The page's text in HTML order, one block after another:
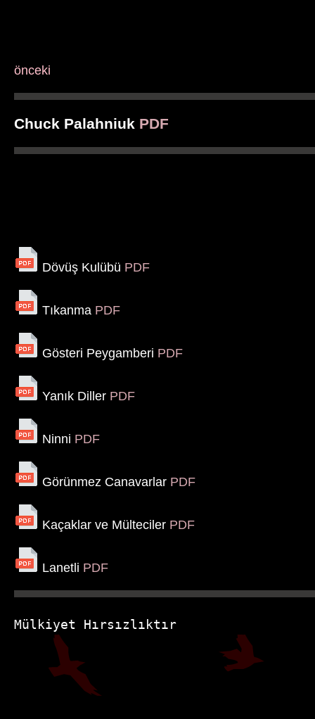
önceki
Chuck Palahniuk PDF
Dövüş Kulübü PDF
Tıkanma PDF
Gösteri Peygamberi PDF
Yanık Diller PDF
Ninni PDF
Görünmez Canavarlar PDF
Kaçaklar ve Mülteciler PDF
Lanetli PDF
Mülkiyet Hırsızlıktır